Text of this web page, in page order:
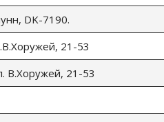
DK-7190.
21-53
В.Хоружей, 21-53